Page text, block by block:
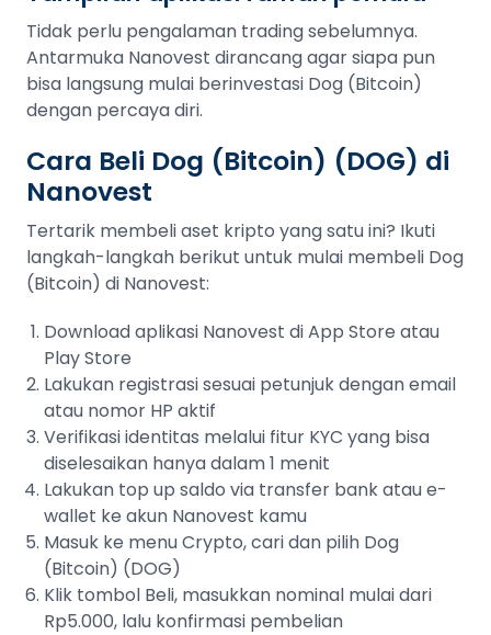
Tidak perlu pengalaman trading sebelumnya.
Antarmuka Nanovest dirancang agar siapa pun
bisa langsung mulai berinvestasi Dog (Bitcoin)
dengan percaya diri.
Cara Beli Dog (Bitcoin) (DOG) di
Nanovest
Tertarik membeli aset kripto yang satu ini? Ikuti
langkah-langkah berikut untuk mulai membeli Dog
(Bitcoin) di Nanovest:
Download aplikasi Nanovest di App Store atau
Play Store
Lakukan registrasi sesuai petunjuk dengan email
atau nomor HP aktif
Verifikasi identitas melalui fitur KYC yang bisa
diselesaikan hanya dalam 1 menit
Lakukan top up saldo via transfer bank atau e-
wallet ke akun Nanovest kamu
Masuk ke menu Crypto, cari dan pilih Dog
(Bitcoin) (DOG)
Klik tombol Beli, masukkan nominal mulai dari
Rp5.000, lalu konfirmasi pembelian